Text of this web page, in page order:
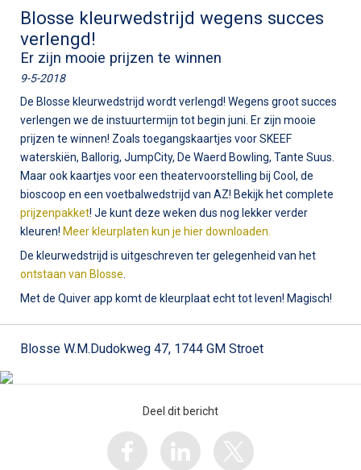
Blosse kleurwedstrijd wegens succes
verlengd!
Er zijn mooie prijzen te winnen
9-5-2018
De Blosse kleurwedstrijd wordt verlengd! Wegens groot succes
verlengen we de instuurtermijn tot begin juni. Er zijn mooie
prijzen te winnen! Zoals toegangskaartjes voor SKEEF
waterskiën, Ballorig, JumpCity, De Waerd Bowling, Tante Suus.
Maar ook kaartjes voor een theatervoorstelling bij Cool, de
bioscoop en een voetbalwedstrijd van AZ! Bekijk het complete
prijzenpakket! Je kunt deze weken dus nog lekker verder
kleuren! Meer kleurplaten kun je hier downloaden.
De kleurwedstrijd is uitgeschreven ter gelegenheid van het
ontstaan van Blosse
Met de Quiver app komt de kleurplaat echt tot leven! Magisch!
Blosse W.M.Dudokweg 47, 1744 GM Stroet
Deel dit bericht